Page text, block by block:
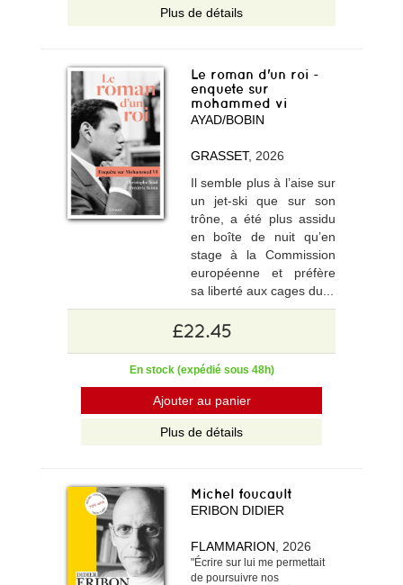
Plus de détails
Le roman d'un roi -
enquete sur
mohammed vi
AYAD/BOBIN
GRASSET, 2026
Il semble plus à l’aise sur
un jet-ski que sur son
trône, a été plus assidu
en boîte de nuit qu’en
stage à la Commission
européenne et préfère
sa liberté aux cages du...
£22.45
En stock (expédié sous 48h)
Ajouter au panier
Plus de détails
Michel foucault
ERIBON DIDIER
FLAMMARION , 2026
"Écrire sur lui me permettait
de poursuivre nos